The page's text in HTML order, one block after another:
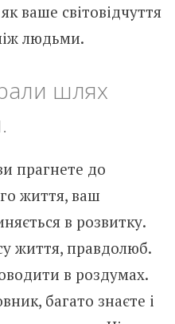
ваше світовідчуття
людьми.
шлях
прагнете до
життя, ваш
в розвитку.
життя, правдолюб.
в роздумах.
багато знаєте і